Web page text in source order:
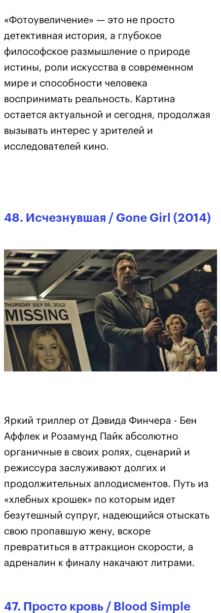
«Фотоувеличение» — это не просто
детективная история, а глубокое
философское размышление о природе
истины, роли искусства в современном
мире и способности человека
воспринимать реальность. Картина
остается актуальной и сегодня, продолжая
вызывать интерес у зрителей и
исследователей кино.
48. Исчезнувшая / Gone Girl (2014)
Яркий триллер от Дэвида Финчера - Бен
Аффлек и Розамунд Пайк абсолютно
органичные в своих ролях, сценарий и
режиссура заслуживают долгих и
продолжительных аплодисментов. Путь из
«хлебных крошек» по которым идет
безутешный супруг, надеющийся отыскать
свою пропавшую жену, вскоре
превратиться в аттракцион скорости, а
адреналин к финалу накачают литрами.
47. Просто кровь / Blood Simple